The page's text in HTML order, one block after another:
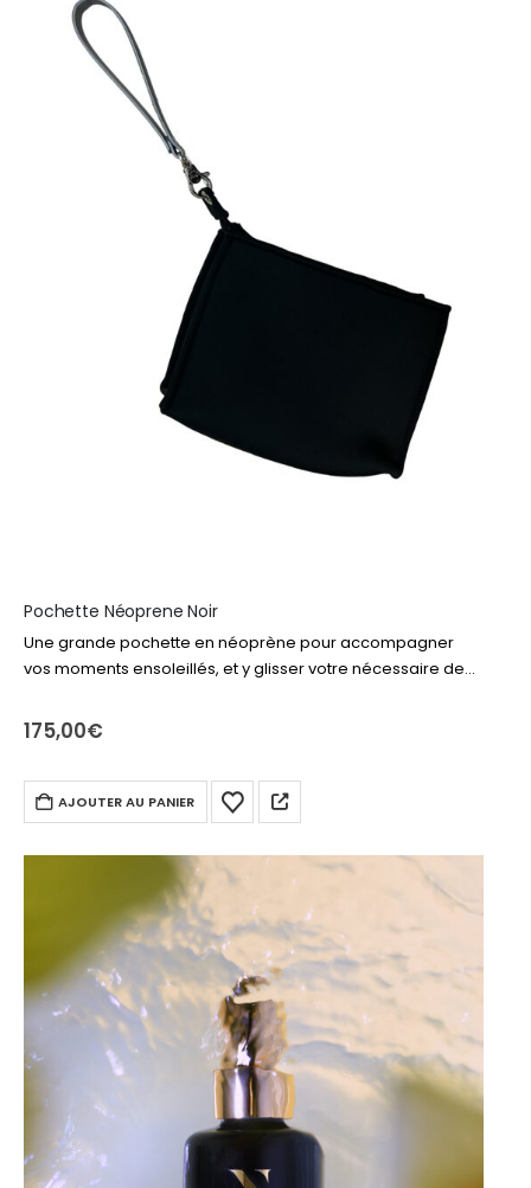
Pochette Néoprene Noir
Une grande pochette en néoprène pour accompagner
vos moments ensoleillés, et y glisser votre nécessaire de
rentre ! De quoi exalter…
175,00€
AJOUTER AU PANIER